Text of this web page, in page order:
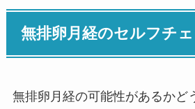
無排卵月経のセルフチ
無排卵月経の可能性があるかど